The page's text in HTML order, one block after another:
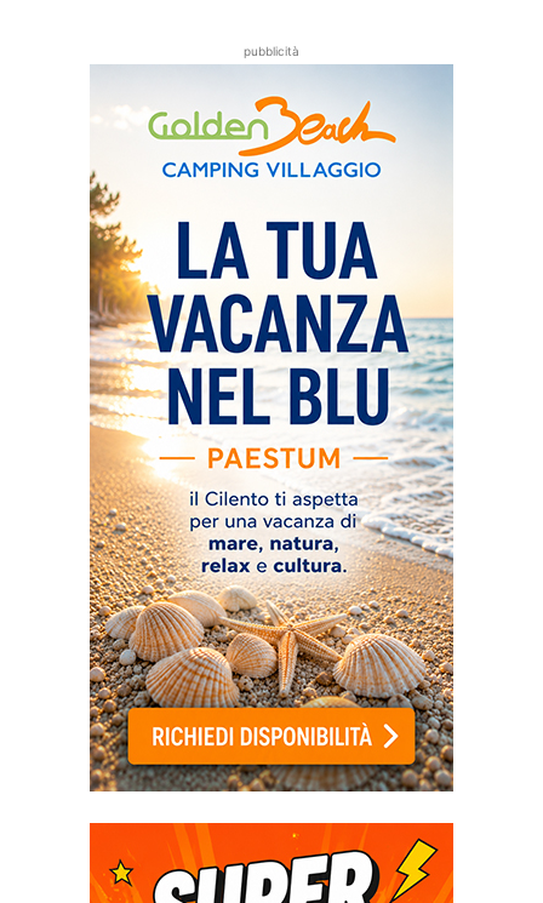
pubblicità